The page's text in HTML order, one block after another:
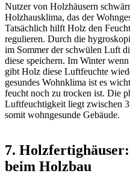
Nutzer von Holzhäusern
Holzhausklima, das der
Tatsächlich hilft Holz den
regulieren. Durch die
im Sommer der schwülen Luft
diese speichern. Im Winter
gibt Holz diese Luftfeuchte
gesundes Wohnklima ist es
feucht noch zu trocken ist. Die
Luftfeuchtigkeit liegt zwischen
somit wohngesunde Gebäude.
7.
beim Holzbau